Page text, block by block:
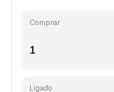
Comprar
Ligado